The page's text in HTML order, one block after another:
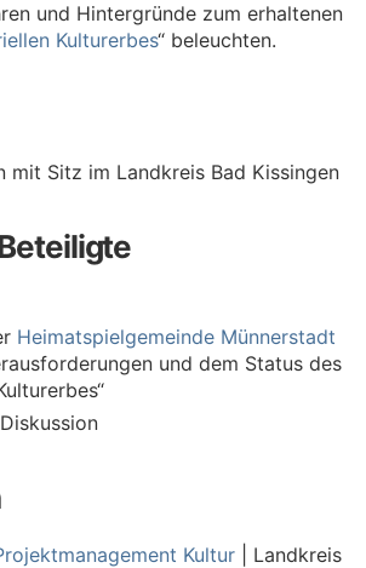
und Hintergründe zum erhaltenen
Kulturerbes“ beleuchten.
mit Sitz im Landkreis Bad Kissingen
Heimatspielgemeinde Münnerstadt
und dem Status des
Kultur | Landkreis